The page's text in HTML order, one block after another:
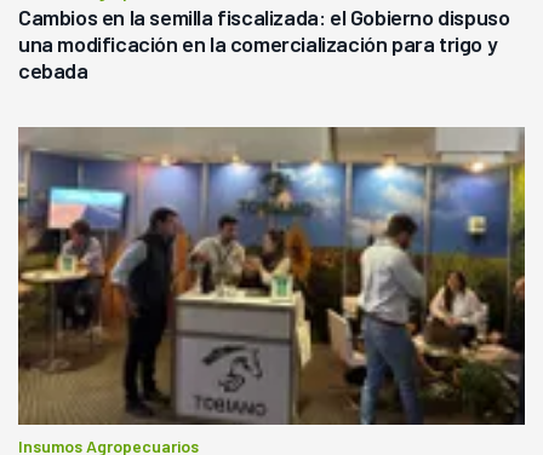
Cambios en la semilla fiscalizada: el Gobierno dispuso
una modificación en la comercialización para trigo y
cebada
Insumos Agropecuarios